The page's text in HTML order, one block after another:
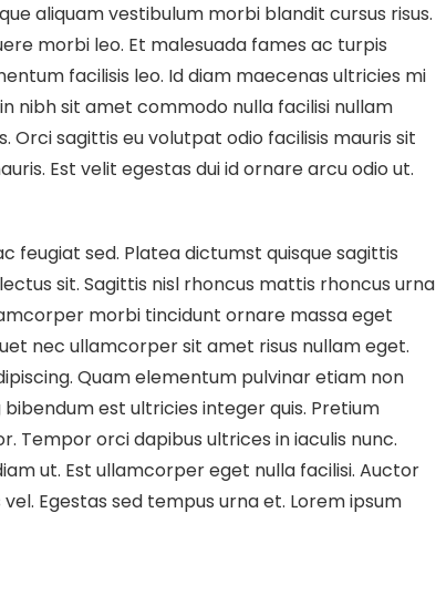
aliquam vestibulum morbi blandit cursus risus.
morbi leo. Et malesuada fames ac turpis
facilisis leo. Id diam maecenas ultricies mi
nibh sit amet commodo nulla facilisi nullam
Orci sagittis eu volutpat odio facilisis mauris sit
Est velit egestas dui id ornare arcu odio ut.
feugiat sed. Platea dictumst quisque sagittis
sit. Sagittis nisl rhoncus mattis rhoncus urna
morbi tincidunt ornare massa eget
nec ullamcorper sit amet risus nullam eget.
Quam elementum pulvinar etiam non
est ultricies integer quis. Pretium
Tempor orci dapibus ultrices in iaculis nunc.
ut. Est ullamcorper eget nulla facilisi. Auctor
Egestas sed tempus urna et. Lorem ipsum